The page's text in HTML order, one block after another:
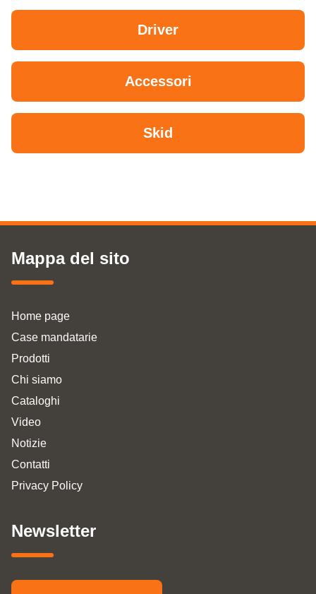
Driver
Accessori
Skid
Mappa del sito
Home page
Case mandatarie
Prodotti
Chi siamo
Cataloghi
Video
Notizie
Contatti
Privacy Policy
Newsletter